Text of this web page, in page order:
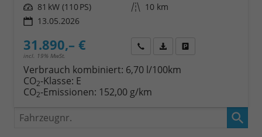
Leistung 81 kW (110 PS) Kilometerstand 10 km
13.05.2026
31.890,– €
incl. 19% MwSt.
Wir rufen Sie anFahrzeugexposé (PDF)
Verbrauch kombiniert: 6,70 l/100km
CO2-Klasse: E
CO2-Emissionen: 152,00 g/km
Fahrzeugnr.